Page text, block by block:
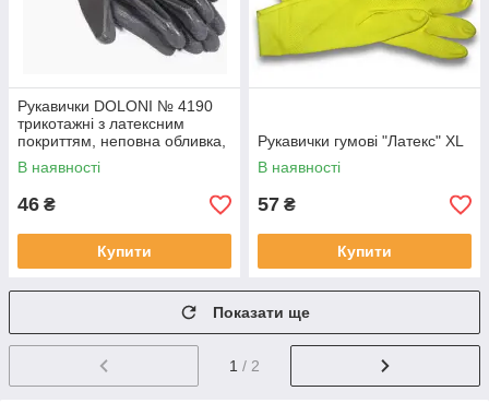
Рукавички DOLONI № 4190
трикотажні з латексним
покриттям, неповна обливка,
Чорні , 10
В наявності
46 ₴
Купити
Рукавички гумові "Латекс" XL
В наявності
57 ₴
Купити
Показати ще
1 / 2